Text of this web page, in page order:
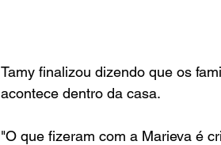
Tamy finalizou dizendo que os
acontece dentro da casa.
"O que fizeram com a Marieva é